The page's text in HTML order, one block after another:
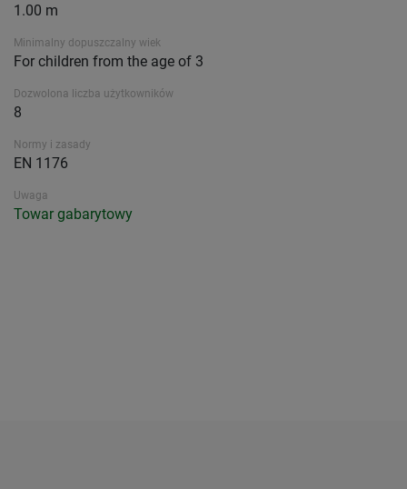
1.00 m
Minimalny dopuszczalny wiek
For children from the age of 3
Dozwolona liczba użytkowników
8
Normy i zasady
EN 1176
Uwaga
Towar gabarytowy